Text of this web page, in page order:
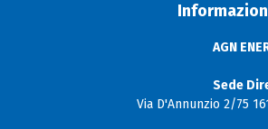
AGN
Sede
Via D'Annunzio 2/75